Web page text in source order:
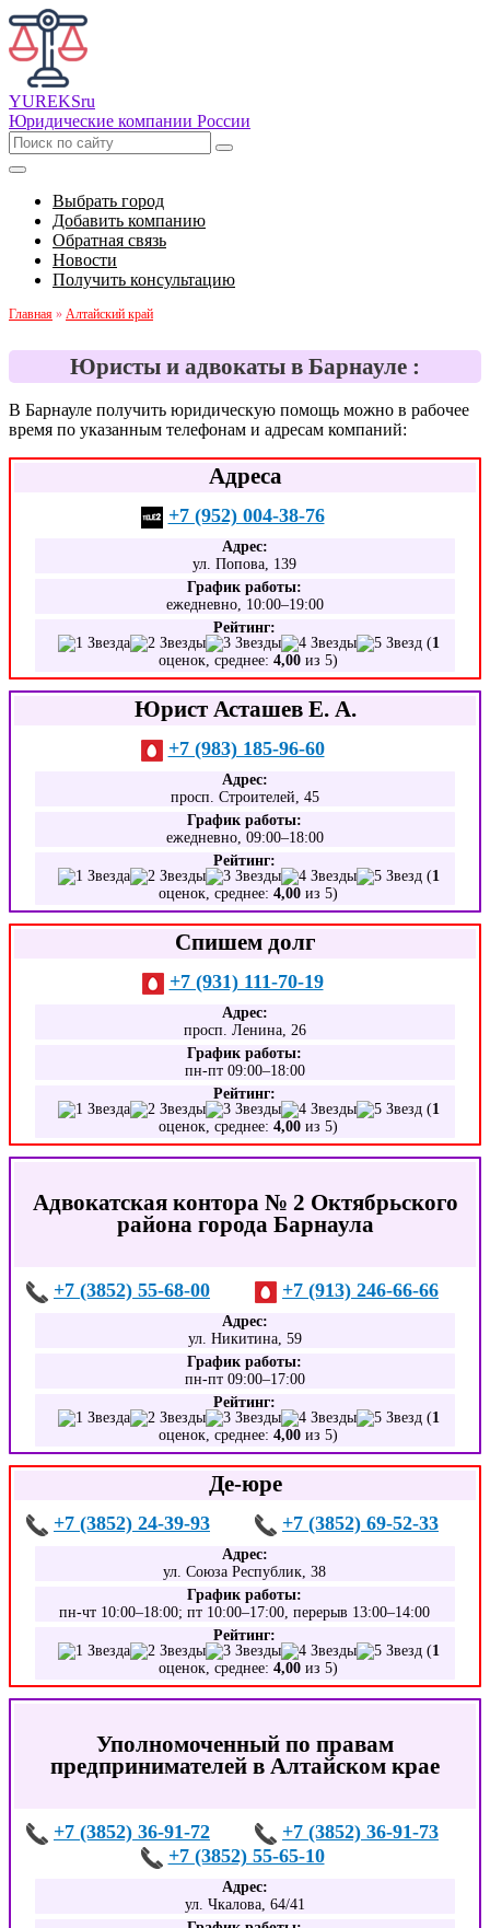
YUREKSru
Юридические компании России
Выбрать город
Добавить компанию
Обратная связь
Новости
Получить консультацию
Главная » Алтайский край
Юристы и адвокаты в Барнауле :
В Барнауле получить юридическую помощь можно в рабочее
время по указанным телефонам и адресам компаний:
Адреса
+7 (952) 004-38-76
Адрес:
ул. Попова, 139
График работы:
ежедневно, 10:00–19:00
Рейтинг:
(1
оценок, среднее:4,00 из 5)
Юрист Асташев Е. А.
+7 (983) 185-96-60
Адрес:
просп. Строителей, 45
График работы:
ежедневно, 09:00–18:00
Рейтинг:
(1
оценок, среднее:4,00 из 5)
Спишем долг
+7 (931) 111-70-19
Адрес:
просп. Ленина, 26
График работы:
пн-пт 09:00–18:00
Рейтинг:
(1
оценок, среднее:4,00 из 5)
Адвокатская контора № 2 Октябрьского
района города Барнаула
+7 (3852) 55-68-00 +7 (913) 246-66-66
Адрес:
ул. Никитина, 59
График работы:
пн-пт 09:00–17:00
Рейтинг:
(1
оценок, среднее:4,00 из 5)
Де-юре
+7 (3852) 24-39-93 +7 (3852) 69-52-33
Адрес:
ул. Союза Республик, 38
График работы:
пн-чт 10:00–18:00; пт 10:00–17:00, перерыв 13:00–14:00
Рейтинг:
(1
оценок, среднее:4,00 из 5)
Уполномоченный по правам
предпринимателей в Алтайском крае
+7 (3852) 36-91-72
+7 (3852) 36-91-73
+7 (3852) 55-65-10
Адрес:
ул. Чкалова, 64/41